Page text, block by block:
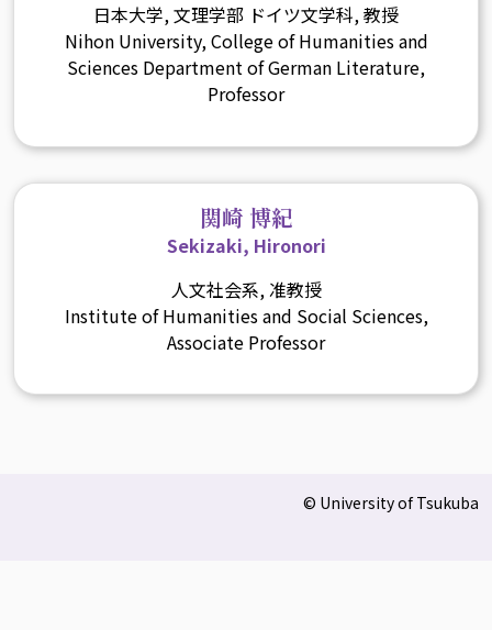
日本大学, 文理学部 ドイツ文学科, 教授
Nihon University, College of Humanities and
Sciences Department of German Literature,
Professor
関崎 博紀
Sekizaki, Hironori
人文社会系, 准教授
Institute of Humanities and Social Sciences,
Associate Professor
© University of Tsukuba